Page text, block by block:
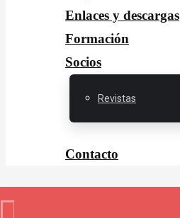
Enlaces y descargas
Formación
Socios
Revistas
Contacto